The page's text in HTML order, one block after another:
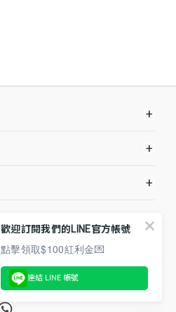
+
+
+
歡迎訂閱我們的LINE官方帳號
點擊領取$100紅利金💌
連結 LINE 帳號